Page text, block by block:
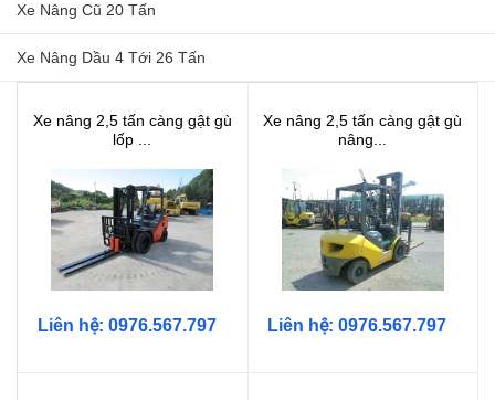
Xe Nâng Cũ 20 Tấn
Xe Nâng Dầu 4 Tới 26 Tấn
Xe nâng 2,5 tấn càng gật gù
lốp ...
Liên hệ: 0976.567.797
Xe nâng 2,5 tấn càng gật gù
nâng...
Liên hệ: 0976.567.797